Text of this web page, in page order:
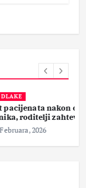
operacije
pravdu